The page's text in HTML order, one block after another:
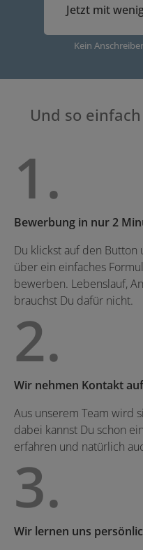
Jetzt mit
Kein
Und so
1.
Bewerbung in nur 2
Du klickst auf den Button
über ein einfaches
bewerben. Lebenslauf,
brauchst Du dafür nicht.
2.
Wir nehmen Kontakt auf
Aus unserem Team wird
dabei kannst Du schon
erfahren und natürlich
3.
Wir lernen uns